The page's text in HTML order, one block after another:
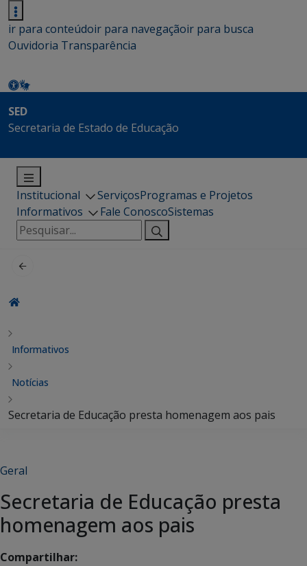
ir para conteúdoir para navegaçãoir para busca
Ouvidoria Transparência
SED
Secretaria de Estado de Educação
Institucional ServiçosProgramas e Projetos
Informativos
Fale ConoscoSistemas
Pesquisar
por:
Informativos
Notícias
Secretaria de Educação presta homenagem aos pais
Geral
Secretaria de Educação presta
homenagem aos pais
Compartilhar: